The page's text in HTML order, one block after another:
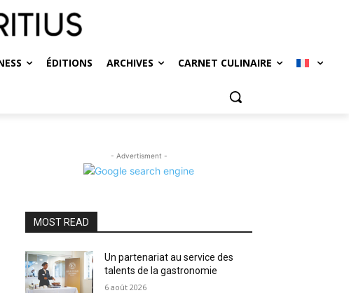
ÉDITIONS ARCHIVES CARNET CULINAIRE
- Advertisment -
MOST READ
Un partenariat au service des
talents de la gastronomie
6 août 2026